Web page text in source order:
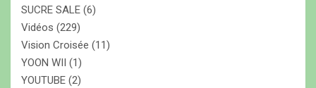
SUCRE SALE (6)
Vidéos (229)
Vision Croisée (11)
YOON WII
(1)
YOUTUBE (2)